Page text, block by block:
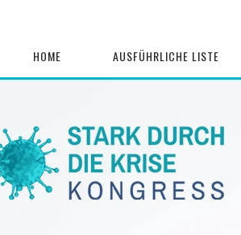
HOME AUSFÜHRLICHE LISTE